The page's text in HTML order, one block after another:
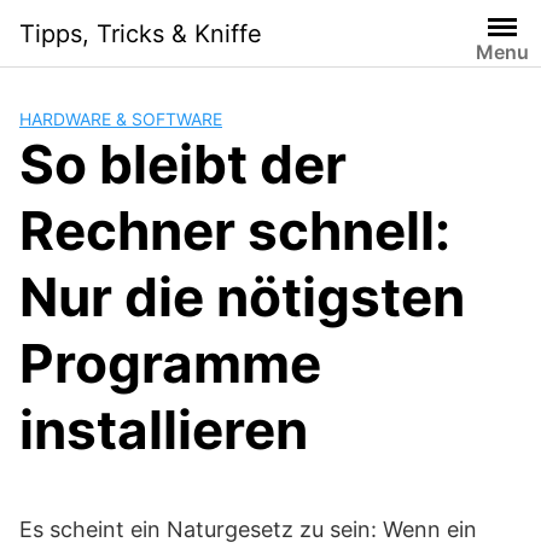
content
Tipps, Tricks & Kniffe
Menu
HARDWARE & SOFTWARE
So bleibt der
Rechner schnell:
Nur die nötigsten
Programme
installieren
Es scheint ein Naturgesetz zu sein: Wenn ein